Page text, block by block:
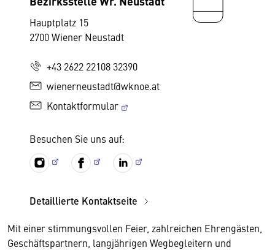
Hauptplatz 15
2700 Wiener Neustadt
+43 2622 22108 32390
wienerneustadt@wknoe.at
Kontaktformular
Besuchen Sie uns auf:
Detaillierte Kontaktseite
Mit einer stimmungsvollen Feier, zahlreichen Ehrengästen,
Geschäftspartnern, langjährigen Wegbegleitern und